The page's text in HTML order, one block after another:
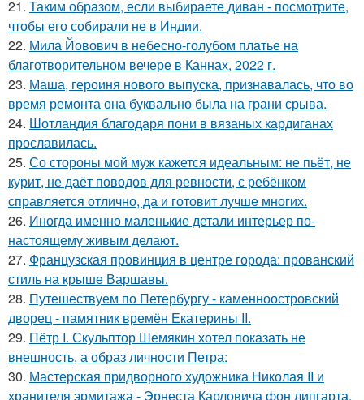
21. Таким образом, если выбираете диван - посмотрите,
чтобы его собирали не в Индии.
22. Мила Йовович в небесно-голубом платье на
благотворительном вечере в Каннах, 2022 г.
23. Маша, героиня нового выпуска, признавалась, что во
время ремонта она буквально была на грани срыва.
24. Шотландия благодаря пони в вязаных кардиганах
прославилась.
25. Со стороны мой муж кажется идеальным: не пьёт, не
курит, не даёт поводов для ревности, с ребёнком
справляется отлично, да и готовит лучше многих.
26. Иногда именно маленькие детали интерьер по-
настоящему живым делают.
27. Французская провинция в центре города: прованский
стиль на крыше Варшавы.
28. Путешествуем по Петербургу - каменноостровский
дворец - памятник времён Екатерины II.
29. Пётр I. Скульптор Шемякин хотел показать не
внешность, а образ личности Петра:
30. Мастерская придворного художника Николая II и
хранителя эрмитажа - Эрнеста Карловича фон липгарта.